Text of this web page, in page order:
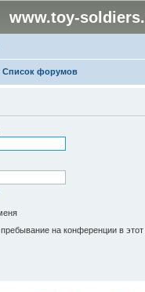
www.toy-
Список форумов
на конференции в этот